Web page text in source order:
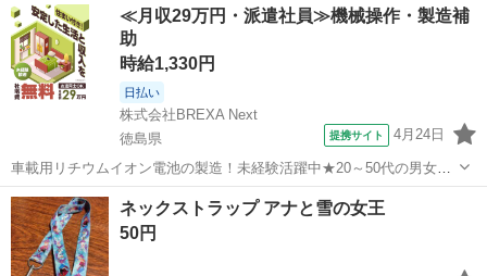
≪月収29万円・派遣社員≫機械操作・製造補
助
時給1,330円
日払い
株式会社BREXA Next
徳島県
提携サイト 4月24日
車載用リチウムイオン電池の製造！未経験活躍中★20～50代の男女活
躍中！寮費無料★備品付き1R寮完備！自宅からマイカー通勤OK！無料
駐車場完備◎正社員登用制度あり！《徳島県板野郡松茂町》 人気の工
場のお仕事 ◇車載用リチウ...
徳島 その他
ネックストラップ アナと雪の女王
50円